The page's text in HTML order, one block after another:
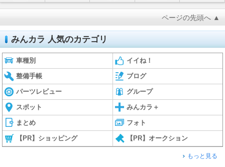
ページの先頭へ ▲
みんカラ 人気のカテゴリ
車種別 イイね！
整備手帳 ブログ
パーツレビュー グループ
スポット みんカラ＋
まとめ フォト
【PR】ショッピング 【PR】オークション
もっと見る